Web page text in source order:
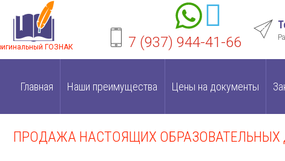
ГОЗНАК 7 (937) 944-41-66
Главная Наши преимущества Цены на документы
ПРОДАЖА НАСТОЯЩИХ